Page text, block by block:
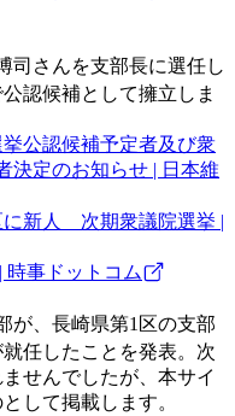
司さんを支部長に選任し
認候補として擁立しま
公認候補予定者及び衆
決定のお知らせ | 日本維
に新人 次期衆議院選挙 |
事ドットコム
が、長崎県第1区の支部
任したことを発表。次
せんでしたが、本サイ
して掲載します。